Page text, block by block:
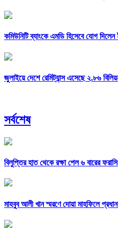
কমিউনিটি ব্যাংকে এমডি হিসেবে যোগ দিলেন
জুলাইয়ে দেশে রেমিট্যান্স এসেছে ২.৮৬
সর্বশেষ
বিলুপ্তির হাত থেকে রক্ষা পেল ৬ বারের
মাহবুব আলী খান স্মরণে দোয়া মাহফিলে